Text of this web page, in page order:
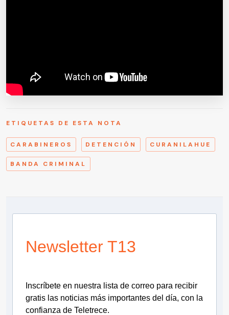
ETIQUETAS DE ESTA NOTA
CARABINEROS DETENCIÓN CURANILAHUE
BANDA CRIMINAL
Newsletter T13
Inscríbete en nuestra lista de correo para recibir
gratis las noticias más importantes del día, con la
confianza de Teletrece.